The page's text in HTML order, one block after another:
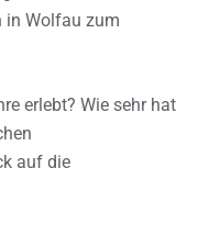
in Wolfau zum
erlebt? Wie sehr hat
auf die